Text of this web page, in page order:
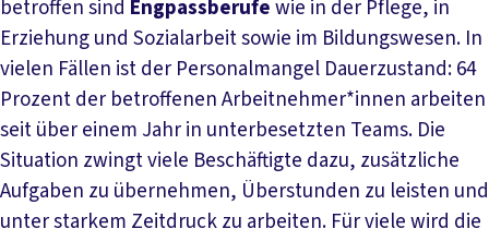
betroffen sind Engpassberufewie in der Pflege, in
Erziehung und Sozialarbeit sowie im Bildungswesen. In
vielen Fällen ist der Personalmangel Dauerzustand: 64
Prozent der betroffenen Arbeitnehmer*innen arbeiten
seit über einem Jahr in unterbesetzten Teams. Die
Situation zwingt viele Beschäftigte dazu, zusätzliche
Aufgaben zu übernehmen, Überstunden zu leisten und
unter starkem Zeitdruck zu arbeiten. Für viele wird die